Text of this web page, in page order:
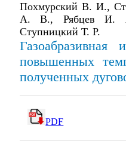
Похмурский В. И.,
А. В., Рябцев И.
Ступницкий Т. Р.
Газоабразивная
повышенных
полученных
PDF